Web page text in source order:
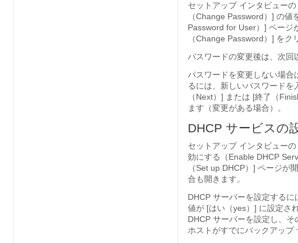
セットアップ インタビュー
（Change Password）] の値
Password for User）] ページ
（Change Password） ] をク
パスワードの変更後は、次回
パスワードを変更しない場合
るには、新しいパスワード
（Next） ] または [終了（
ます（変更がある場合）。
DHCP サービスの
セットアップ インタビュー
効にする（Enable DHCP
（Set up DHCP）] ページが
合も開きます。
DHCP サーバーを設定する
値が [はい（yes） ] に設定さ
DHCP サーバーを設定し、
ホストがすでにバックアップ